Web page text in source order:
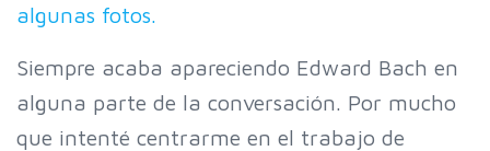
algunas fotos.
Siempre acaba apareciendo Edward Bach en
alguna parte de la conversación. Por mucho
que intenté centrarme en el trabajo de